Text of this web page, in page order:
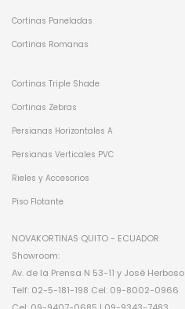
Cortinas Paneladas
Cortinas Romanas
Cortinas Triple Shade
Cortinas Zebras
Persianas Horizontales A
Persianas Verticales PVC
Rieles y Accesorios
Piso Flotante
NOVAKORTINAS QUITO - ECUADOR
Showroom:
Av. de la Prensa N 53-11 y José Herboso
Telf: 02-5-181-198 Cel: 09-8002-0966